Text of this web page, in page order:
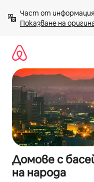
към
съдържанието
Показване на
Домове с
на народа